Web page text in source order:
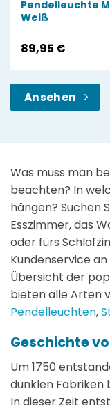
Pendelleuchte
Weiß
89,95 €
Ansehen
Was muss man
beachten? In
hängen? Suchen
Esszimmer, das
oder fürs
Kundenservice
Übersicht der
bieten alle Arten
Pendelleuchten,
Geschichte
Um 1750
dunklen Fabriken